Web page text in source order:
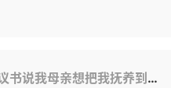
更不用说抚养费了。现在我14岁了。我现在能告诉她吗？